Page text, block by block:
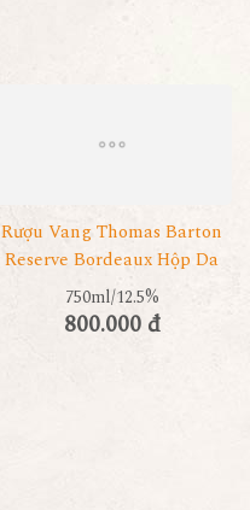
Rượu Vang Thomas Barton
Reserve Bordeaux Hộp Da
750ml/12.5%
800.000 đ